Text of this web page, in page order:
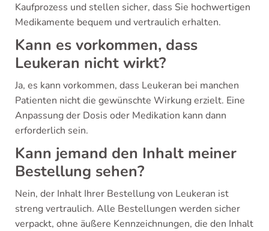
Kaufprozess und stellen sicher, dass Sie hochwertigen
Medikamente bequem und vertraulich erhalten.
Kann es vorkommen, dass
Leukeran nicht wirkt?
Ja, es kann vorkommen, dass Leukeran bei manchen
Patienten nicht die gewünschte Wirkung erzielt. Eine
Anpassung der Dosis oder Medikation kann dann
erforderlich sein.
Kann jemand den Inhalt meiner
Bestellung sehen?
Nein, der Inhalt Ihrer Bestellung von Leukeran ist
streng vertraulich. Alle Bestellungen werden sicher
verpackt, ohne äußere Kennzeichnungen, die den Inhalt